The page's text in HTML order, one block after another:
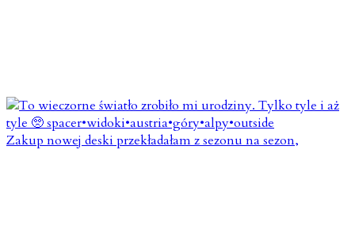
Zakup nowej deski przekładałam z sezonu na sezon,